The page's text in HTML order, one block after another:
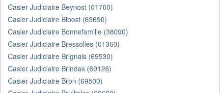
Casier Judiciaire Beynost (01700)
Casier Judiciaire Bibost (69690)
Casier Judiciaire Bonnefamille (38090)
Casier Judiciaire Bressolles (01360)
Casier Judiciaire Brignais (69530)
Casier Judiciaire Brindas (69126)
Casier Judiciaire Bron (69500)